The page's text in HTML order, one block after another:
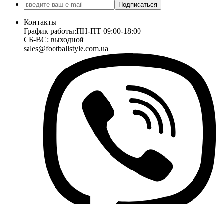
Подписаться
Контакты
График работы:ПН-ПТ 09:00-18:00
СБ-ВС: выходной
sales@footballstyle.com.ua